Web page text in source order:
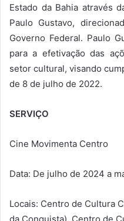
Estado da Bahia através
Paulo Gustavo,
Governo Federal. Paulo
para a efetivação das
setor cultural, visando
de 8 de julho de 2022.
SERVIÇO
Cine Movimenta Centro
Data: De julho de 2024 a
Locais: Centro de Cultura